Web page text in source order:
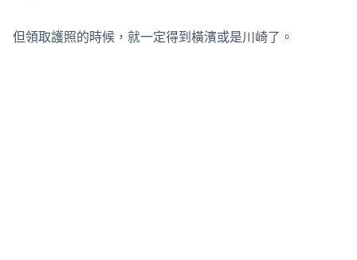
但領取護照的時候，就一定得到橫濱或是川崎了。